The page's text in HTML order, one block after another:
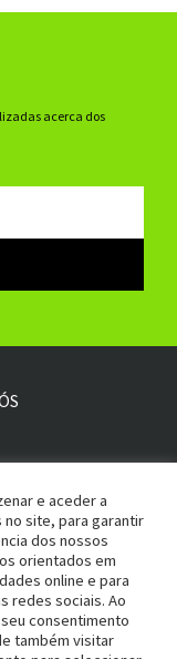
acerca dos
e aceder a
site, para garantir
dos nossos
orientados em
online e para
redes sociais. Ao
consentimento
também visitar